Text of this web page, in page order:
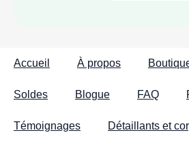
Accueil À propos
Soldes Blogue FAQ
Témoignages Détaillants et